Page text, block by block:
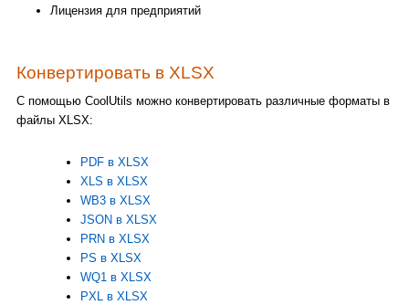
Лицензия для предприятий
Конвертировать в XLSX
С помощью CoolUtils можно конвертировать различные форматы в
файлы XLSX:
PDF в XLSX
XLS в XLSX
WB3 в XLSX
JSON в XLSX
PRN в XLSX
PS в XLSX
WQ1 в XLSX
PXL в XLSX